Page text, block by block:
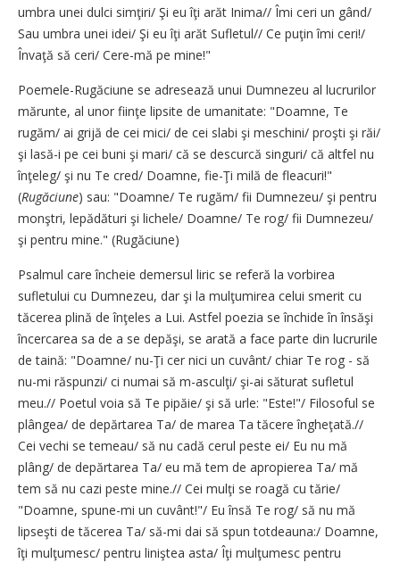
umbra unei dulci simţiri/ Şi eu îţi arăt Inima// Îmi ceri un gând/
Sau umbra unei idei/ Şi eu îţi arăt Sufletul// Ce puţin îmi ceri!/
Învaţă să ceri/ Cere-mă pe mine!"
Poemele-Rugăciune se adresează unui Dumnezeu al lucrurilor
mărunte, al unor fiinţe lipsite de umanitate: "Doamne, Te
rugăm/ ai grijă de cei mici/ de cei slabi şi meschini/ proşti şi răi/
şi lasă-i pe cei buni şi mari/ că se descurcă singuri/ că altfel nu
înţeleg/ şi nu Te cred/ Doamne, fie-Ţi milă de fleacuri!"
(Rugăciune) sau: "Doamne/ Te rugăm/ fii Dumnezeu/ şi pentru
monştri, lepădături şi lichele/ Doamne/ Te rog/ fii Dumnezeu/
şi pentru mine." (Rugăciune)
Psalmul care încheie demersul liric se referă la vorbirea
sufletului cu Dumnezeu, dar şi la mulţumirea celui smerit cu
tăcerea plină de înţeles a Lui. Astfel poezia se închide în însăşi
încercarea sa de a se depăşi, se arată a face parte din lucrurile
de taină: "Doamne/ nu-Ţi cer nici un cuvânt/ chiar Te rog - să
nu-mi răspunzi/ ci numai să m-asculţi/ şi-ai săturat sufletul
meu.// Poetul voia să Te pipăie/ şi să urle: "Este!"/ Filosoful se
plângea/ de depărtarea Ta/ de marea Ta tăcere îngheţată.//
Cei vechi se temeau/ să nu cadă cerul peste ei/ Eu nu mă
plâng/ de depărtarea Ta/ eu mă tem de apropierea Ta/ mă
tem să nu cazi peste mine.// Cei mulţi se roagă cu tărie/
"Doamne, spune-mi un cuvânt!"/ Eu însă Te rog/ să nu mă
lipseşti de tăcerea Ta/ să-mi dai să spun totdeauna:/ Doamne,
îţi mulţumesc/ pentru liniştea asta/ Îţi mulţumesc pentru